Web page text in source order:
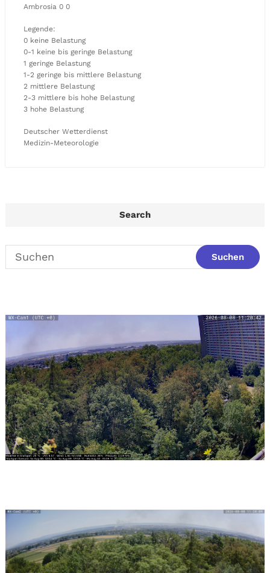
Ambrosia 0 0
Legende:
0 keine Belastung
0-1 keine bis geringe Belastung
1 geringe Belastung
1-2 geringe bis mittlere Belastung
2 mittlere Belastung
2-3 mittlere bis hohe Belastung
3 hohe Belastung
Deutscher Wetterdienst
Medizin-Meteorologie
Search